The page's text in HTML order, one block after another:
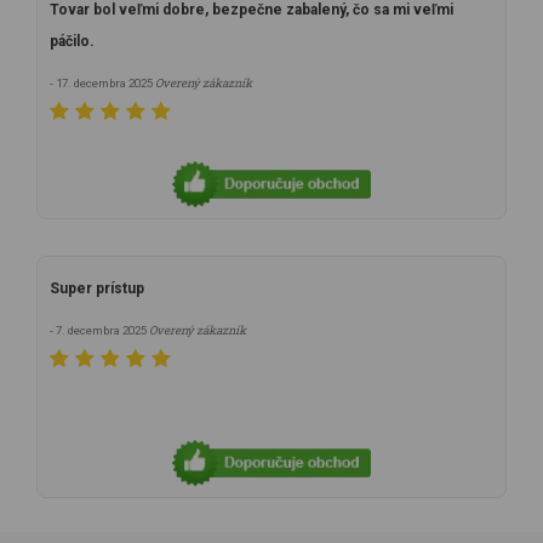
Tovar bol veľmi dobre, bezpečne zabalený, čo sa mi veľmi
páčilo.
- 17. decembra 2025 Overený zákazník
Super prístup
- 7. decembra 2025 Overený zákazník